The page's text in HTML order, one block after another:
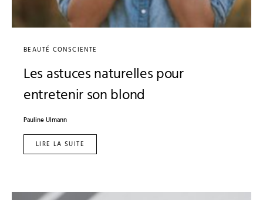
BEAUTÉ CONSCIENTE
Les astuces naturelles pour
entretenir son blond
Pauline Ulmann
LIRE LA SUITE